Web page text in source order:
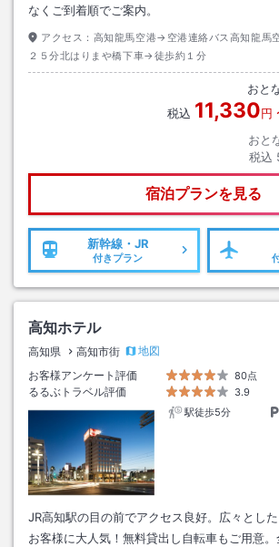
なくご到着順でご案内。
アクセス： 高知龍馬空港→空港連絡バス高知龍馬
２５分北はりまや橋下車→徒歩約１分
おと
税込 11,330円
おと
税込
宿泊プランを見る
新幹線・JR
付きプラン
高知ホテル
高知県 高知市街
地図
お客様アンケート評価
80点
るるぶトラベル評価
3.9
駅徒歩5分
JR高知駅の目の前でアクセス良好。広々とし
お客様に大人気！無料貸出し自転車もご用意。